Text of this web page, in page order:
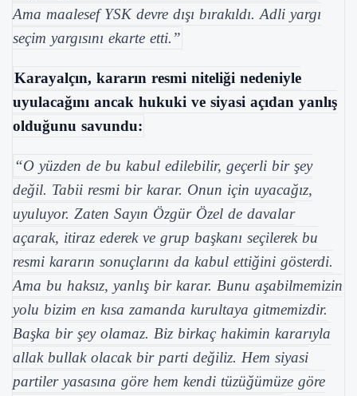
Ama maalesef YSK devre dışı bırakıldı. Adli yargı
seçim yargısını ekarte etti.”
Karayalçın, kararın resmi niteliği nedeniyle
uyulacağını ancak hukuki ve siyasi açıdan yanlış
olduğunu savundu:
“O yüzden de bu kabul edilebilir, geçerli bir şey
değil. Tabii resmi bir karar. Onun için uyacağız,
uyuluyor. Zaten Sayın Özgür Özel de davalar
açarak, itiraz ederek ve grup başkanı seçilerek bu
resmi kararın sonuçlarını da kabul ettiğini gösterdi.
Ama bu haksız, yanlış bir karar. Bunu aşabilmemizin
yolu bizim en kısa zamanda kurultaya gitmemizdir.
Başka bir şey olamaz. Biz birkaç hakimin kararıyla
allak bullak olacak bir parti değiliz. Hem siyasi
partiler yasasına göre hem kendi tüzüğümüze göre